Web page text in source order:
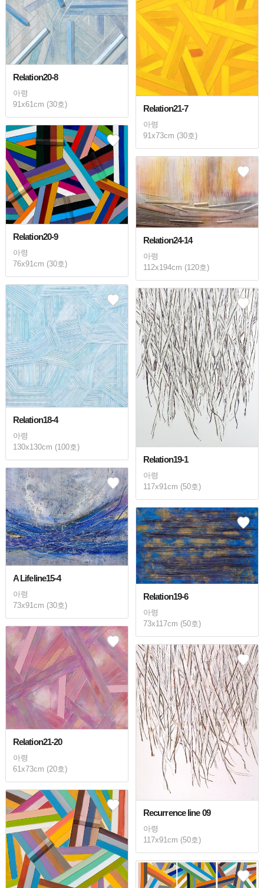
Relation20-8
아령
91x61cm (30호)
Relation21-7
아령
91x73cm (30호)
Relation20-9
아령
76x91cm (30호)
Relation24-14
아령
112x194cm (120호)
Relation18-4
아령
130x130cm (100호)
Relation19-1
아령
117x91cm (50호)
A Lifeline15-4
아령
73x91cm (30호)
Relation19-6
아령
73x117cm (50호)
Relation21-20
아령
61x73cm (20호)
Recurrence line 09
아령
117x91cm (50호)